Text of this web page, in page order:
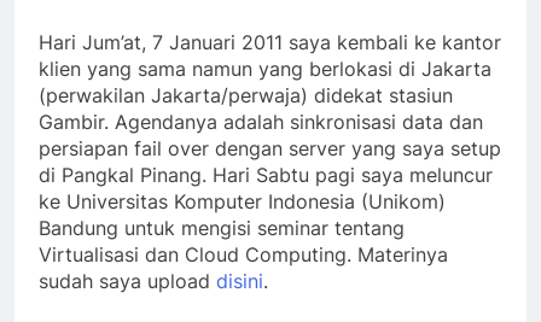
Hari Jum’at, 7 Januari 2011 saya kembali ke kantor
klien yang sama namun yang berlokasi di Jakarta
(perwakilan Jakarta/perwaja) didekat stasiun
Gambir. Agendanya adalah sinkronisasi data dan
persiapan fail over dengan server yang saya setup
di Pangkal Pinang. Hari Sabtu pagi saya meluncur
ke Universitas Komputer Indonesia (Unikom)
Bandung untuk mengisi seminar tentang
Virtualisasi dan Cloud Computing. Materinya
sudah saya upload disini.